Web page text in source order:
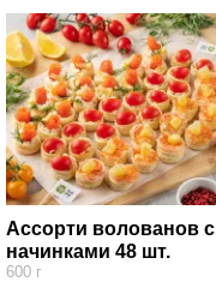
Ассорти волованов с
начинками 48 шт.
600 г